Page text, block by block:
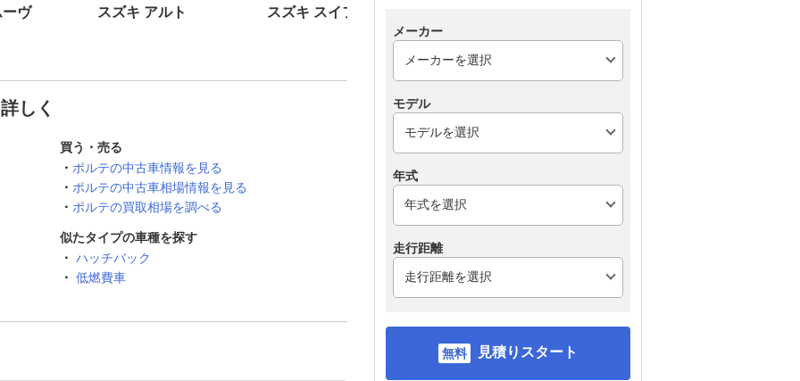
ヴ スズキ アルト スズキ スイフト
しく
買う・売る
ポルテの中古車情報を見る
ポルテの中古車相場情報を見る
ポルテの買取相場を調べる
似たタイプの車種を探す
ハッチバック
低燃費車
メーカー
モデル
年式
走行距離
見積りスタート